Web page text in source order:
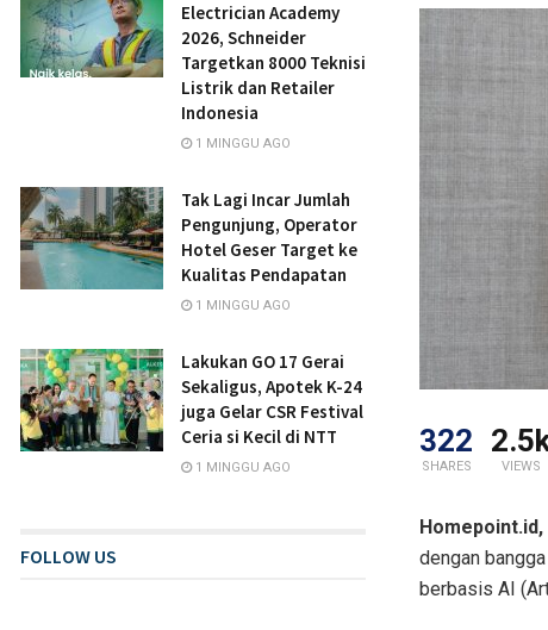
322
SHARES VIEWS
dengan
berbasis AI
Electrician Academy
2026, Schneider
Targetkan 8000 Teknisi
Listrik dan Retailer
Indonesia
1 MINGGU AGO
Tak Lagi Incar Jumlah
Pengunjung, Operator
Hotel Geser Target ke
Kualitas Pendapatan
1 MINGGU AGO
Lakukan GO 17 Gerai
Sekaligus, Apotek K-24
juga Gelar CSR Festival
Ceria si Kecil di NTT
1 MINGGU AGO
FOLLOW US